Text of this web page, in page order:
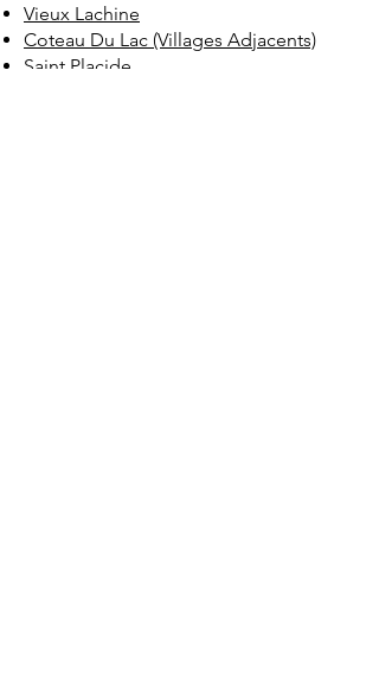
Vieux Lachine
Coteau Du Lac (Villages Adjacents)
Saint Placide